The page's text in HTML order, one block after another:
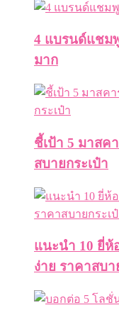
4 แบรนด์แชม
มาก
ชี้เป้า 5 มาสค
สบายกระเป๋า
แนะนำ 10 ยี่ห้
ง่าย ราคาสบา